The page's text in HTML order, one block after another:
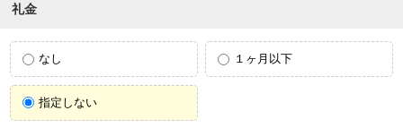
礼金
なし １ヶ月以下
指定しない